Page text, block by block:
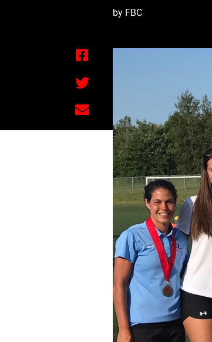
by FBC